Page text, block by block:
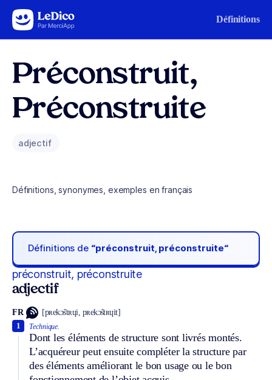
Aller au contenu Définitions
Préconstruit,
Préconstruite
adjectif
Définitions, synonymes, exemples en français
Définitions de “préconstruit, préconstruite“
préconstruit, préconstruite
adjectif
FR [pʀekɔ̃stʀɥi, pʀekɔ̃stʀɥit]
Technique.
Dont les éléments de structure sont livrés montés.
L’acquéreur peut ensuite compléter la structure par
des éléments améliorant le bon usage ou le bon
1